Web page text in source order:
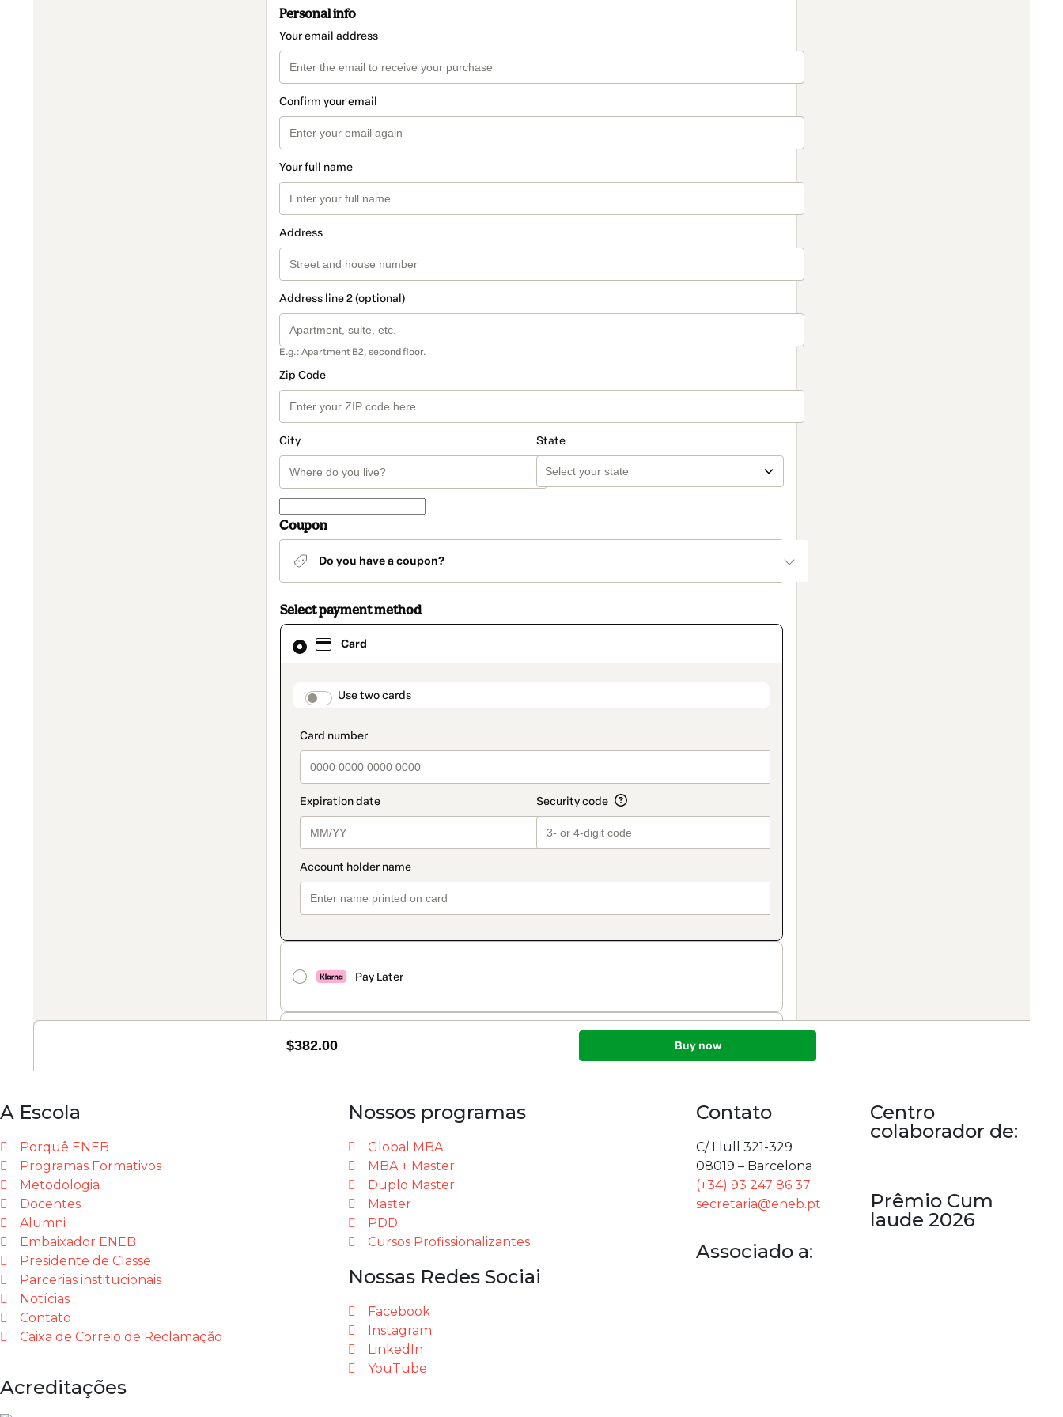
A Escola
Porquê ENEB
Programas Formativos
Metodologia
Docentes
Alumni
Embaixador ENEB
Presidente de Classe
Parcerias institucionais
Notícias
Contato
Caixa de Correio de Reclamação
Nossos programas
Global MBA
MBA + Master
Duplo Master
Master
PDD
Cursos Profissionalizantes
Nossas Redes Sociai
Facebook
Instagram
LinkedIn
YouTube
Contato
C/ Llull 321-329
08019 – Barcelona
(+34) 93 247 86 37
secretaria@eneb.pt
Associado a:
Centro
colaborador de:
Prêmio Cum
laude 2026
Acreditações